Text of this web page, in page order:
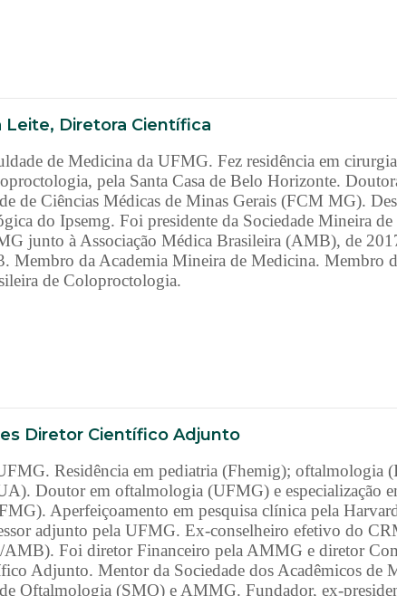
Leite, Diretora Científica
de Medicina da UFMG. Fez residência em
pela Santa Casa de Belo Horizonte.
de Ciências Médicas de Minas Gerais (FCM MG).
do Ipsemg. Foi presidente da Sociedade Mineira
junto à Associação Médica Brasileira (AMB), de
Membro da Academia Mineira de Medicina. Membro
de Coloproctologia.
Diretor Científico Adjunto
Residência em pediatria (Fhemig); oftalmologia
Doutor em oftalmologia (UFMG) e especialização
Aperfeiçoamento em pesquisa clínica pela
adjunto pela UFMG. Ex-conselheiro efetivo do
Foi diretor Financeiro pela AMMG e diretor
Adjunto. Mentor da Sociedade dos Acadêmicos de
Oftalmologia (SMO) e AMMG. Fundador, ex-